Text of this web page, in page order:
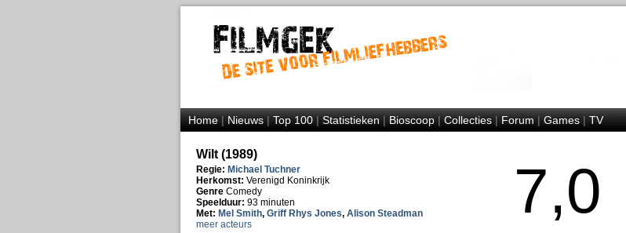
Home|Nieuws|Top 100|Statistieken|Bioscoop|Collecties|Forum|Games|TV
Wilt (1989)
Regie: Michael Tuchner
Herkomst: Verenigd Koninkrijk
Genre Comedy
Speelduur: 93 minuten
Met: Mel Smith, Griff Rhys Jones, Alison Steadman
meer acteurs
7,0